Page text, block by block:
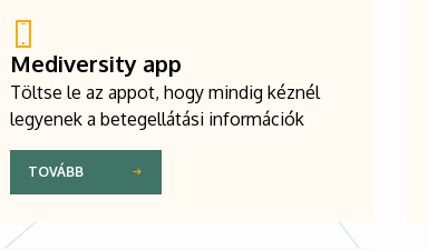
Mediversity app
Töltse le az appot, hogy mindig kéznél
legyenek a betegellátási információk
TOVÁBB